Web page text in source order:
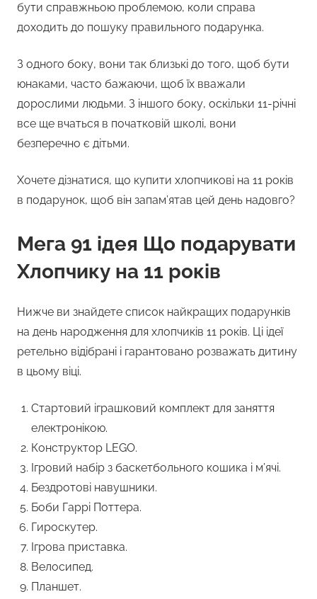
бути справжньою проблемою, коли справа
доходить до пошуку правильного подарунка.
З одного боку, вони так близькі до того, щоб бути
юнаками, часто бажаючи, щоб їх вважали
дорослими людьми. З іншого боку, оскільки 11-річні
все ще вчаться в початковій школі, вони
безперечно є дітьми.
Хочете дізнатися, що купити хлопчикові на 11 років
в подарунок, щоб він запам’ятав цей день надовго?
Мега 91 ідея Що подарувати
Хлопчику на 11 років
Нижче ви знайдете список найкращих подарунків
на день народження для хлопчиків 11 років. Ці ідеї
ретельно відібрані і гарантовано розважать дитину
в цьому віці.
Стартовий іграшковий комплект для заняття
електронікою.
Конструктор LEGO.
Ігровий набір з баскетбольного кошика і м’ячі.
Бездротові навушники.
Боби Гаррі Поттера.
Гироскутер.
Ігрова приставка.
Велосипед.
Планшет.